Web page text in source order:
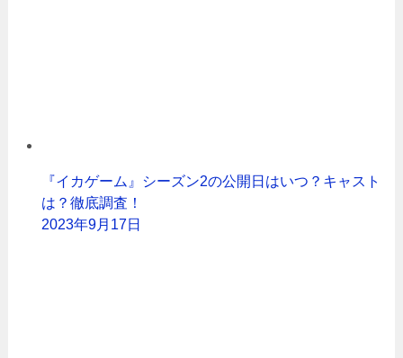
『イカゲーム』シーズン2の公開日はいつ？キャスト
は？徹底調査！
2023年9月17日